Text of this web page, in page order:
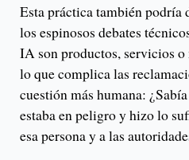
Esta práctica también podría
los espinosos debates
IA son productos, servicios
lo que complica las
cuestión más humana:
estaba en peligro y hizo lo
esa persona y a las